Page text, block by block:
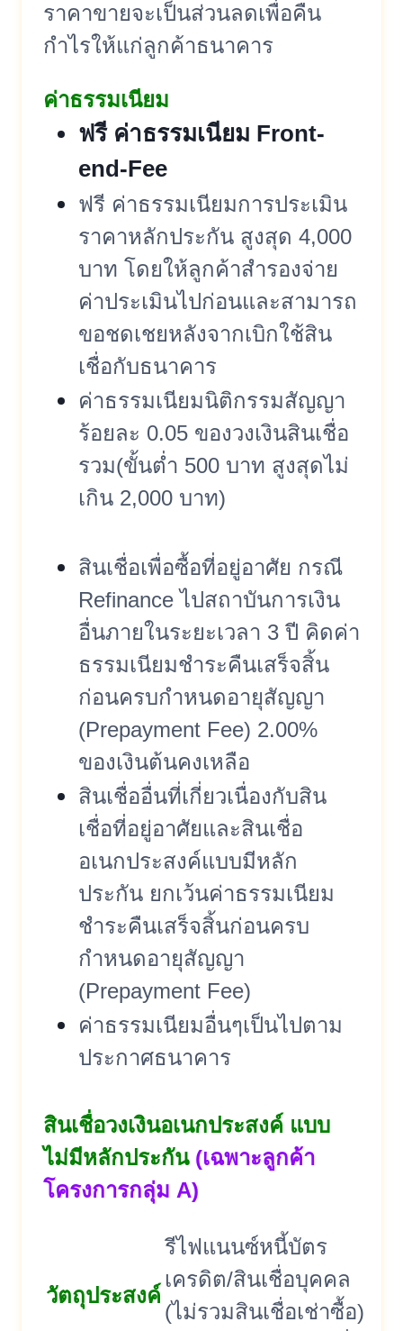
ราคาขายจะเป็นส่วนลดเพื่อคืน
กำไรให้แก่ลูกค้าธนาคาร
ค่าธรรมเนียม
ฟรี ค่าธรรมเนียม Front-
end-Fee
ฟรี ค่าธรรมเนียมการประเมิน
ราคาหลักประกัน สูงสุด 4,000
บาท โดยให้ลูกค้าสำรองจ่าย
ค่าประเมินไปก่อนและสามารถ
ขอชดเชยหลังจากเบิกใช้สิน
เชื่อกับธนาคาร
ค่าธรรมเนียมนิติกรรมสัญญา
ร้อยละ 0.05 ของวงเงินสินเชื่อ
รวม(ขั้นต่ำ 500 บาท สูงสุดไม่
เกิน 2,000 บาท)
สินเชื่อเพื่อซื้อที่อยู่อาศัย กรณี
Refinance ไปสถาบันการเงิน
อื่นภายในระยะเวลา 3 ปี คิดค่า
ธรรมเนียมชำระคืนเสร็จสิ้น
ก่อนครบกำหนดอายุสัญญา
(Prepayment Fee) 2.00%
ของเงินต้นคงเหลือ
สินเชื่ออื่นที่เกี่ยวเนื่องกับสิน
เชื่อที่อยู่อาศัยและสินเชื่อ
อเนกประสงค์แบบมีหลัก
ประกัน ยกเว้นค่าธรรมเนียม
ชำระคืนเสร็จสิ้นก่อนครบ
กำหนดอายุสัญญา
(Prepayment Fee)
ค่าธรรมเนียมอื่นๆเป็นไปตาม
ประกาศธนาคาร
สินเชื่อวงเงินอเนกประสงค์ แบบ
ไม่มีหลักประกัน (เฉพาะลูกค้า
โครงการกลุ่ม A)
วัตถุประสงค์
รีไฟแนนซ์หนี้บัตร
เครดิต/สินเชื่อบุคคล
(ไม่รวมสินเชื่อเช่าซื้อ)